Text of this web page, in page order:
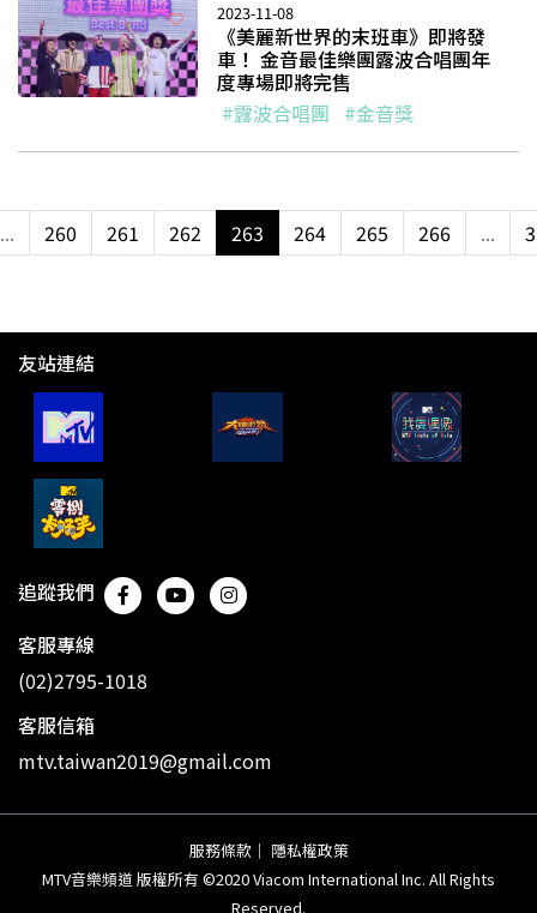
2023-11-08
《美麗新世界的末班車》即將發
車！ 金音最佳樂團露波合唱團年
度專場即將完售
#露波合唱團 #金音獎
... 260 261 262 263 264 265 266 ...
友站連結
追蹤我們
客服專線
(02)2795-1018
客服信箱
mtv.taiwan2019@gmail.com
服務條款 ｜ 隱私權政策
MTV音樂頻道 版權所有 ©2020 Viacom International Inc. All Rights
Reserved.